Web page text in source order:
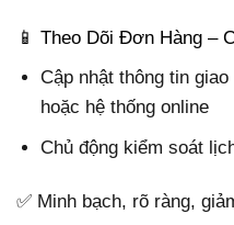
📱 Theo Dõi Đơn Hàng –
Cập nhật thông tin
hoặc hệ thống online
Chủ động kiểm soát
✅ Minh bạch, rõ ràng,